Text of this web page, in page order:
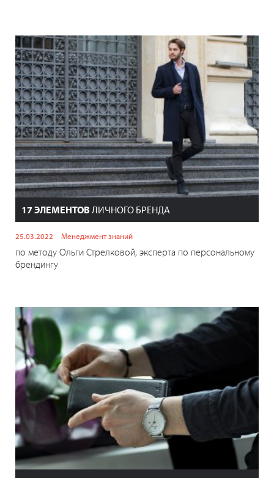
17 ЭЛЕМЕНТОВ ЛИЧНОГО БРЕНДА
25.03.2022 Менеджмент знаний
по методу Ольги Стрелковой, эксперта по персональному
брендингу